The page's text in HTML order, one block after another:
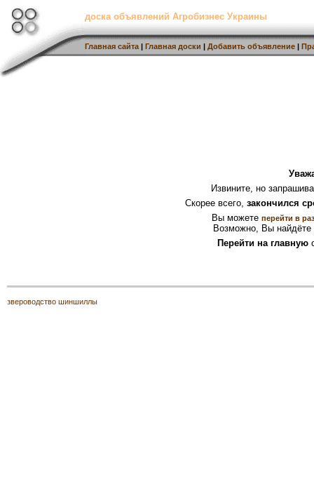
доска объявлений Агробизнес Украины
Главная сайта | Главная доски | Добавить объявление |
Извините, но
Скорее всего, закончился
Вы можете перейти в
Возможно, Вы найдёте
Перейти на главную
звероводство шиншиллы